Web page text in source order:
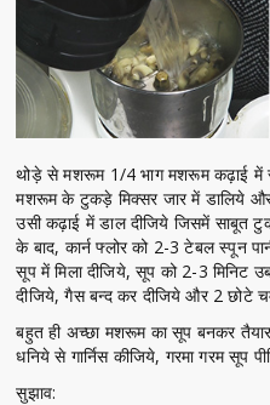
थोड़े से मशरूम 1/4 भाग मशरूम कढ़ाई में
मशरूम के टुकड़े मिक्सर जार में डालिये
उसी कढ़ाई में डाल दीजिये जिसमें साबूत
के बाद, कार्न फ्लोर को 2-3 टेबल स्पून
सूप में मिला दीजिये, सूप को 2-3 मिनिट
दीजिये, गैस बन्द कर दीजिये और 2 छोटे
बहुत ही अच्छा मशरूम का सूप बनकर
धनिये से गार्निस कीजिये, गरमा गरम सूप
सुझाव: